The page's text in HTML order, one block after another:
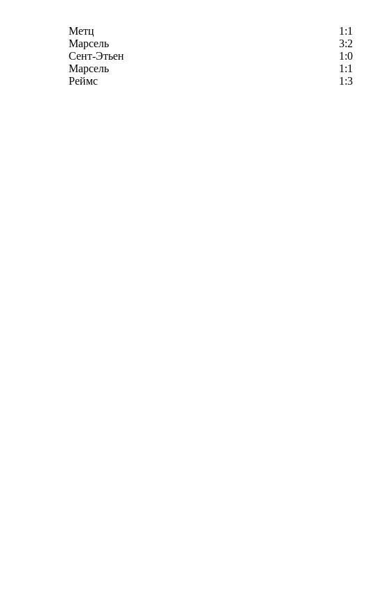
Метц 1:1
Марсель 3:2
Сент-Этьен 1:0
Марсель 1:1
Реймс 1:3